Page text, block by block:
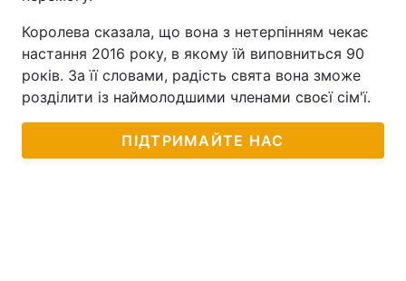
Королева сказала, що вона з нетерпінням чекає
настання 2016 року, в якому їй виповниться 90
років. За її словами, радість свята вона зможе
розділити із наймолодшими членами своєї сім'ї.
ПІДТРИМАЙТЕ НАС